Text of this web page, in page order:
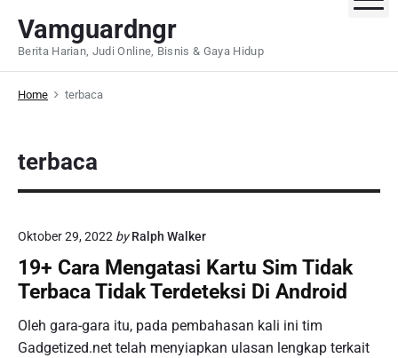
p
Vamguardngr
Berita Harian, Judi Online, Bisnis & Gaya Hidup
Home terbaca
terbaca
Oktober 29, 2022 by Ralph Walker
19+ Cara Mengatasi Kartu Sim Tidak
Terbaca Tidak Terdeteksi Di Android
Oleh gara-gara itu, pada pembahasan kali ini tim
Gadgetized.net telah menyiapkan ulasan lengkap terkait